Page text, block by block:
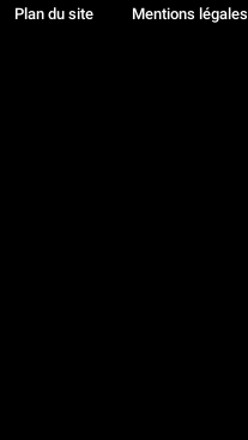
Plan du site Mentions légales